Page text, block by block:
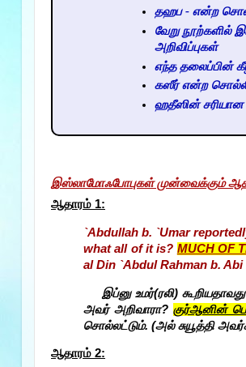
தஹப - என்ற
வேறு நூற்களில்
அறிவிப்புகள்
எந்த தலைப்பின்
கஸீர் என்ற
ஹதீஸின்
இஸ்லாமோஃபோபுகள் முன்வைக்கும்
ஆதாரம் 1:
`Abdullah b. `Umar
what all of it is? MUCH OF
al Din `Abdul Rahman b.
இப்னு உமர்(ரலி)
அவர் அறிவாரா? குர்ஆனின்
சொல்லட்டும். (அல் சுயூத்தி
ஆதாரம் 2: